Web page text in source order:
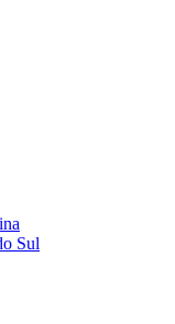
Sul